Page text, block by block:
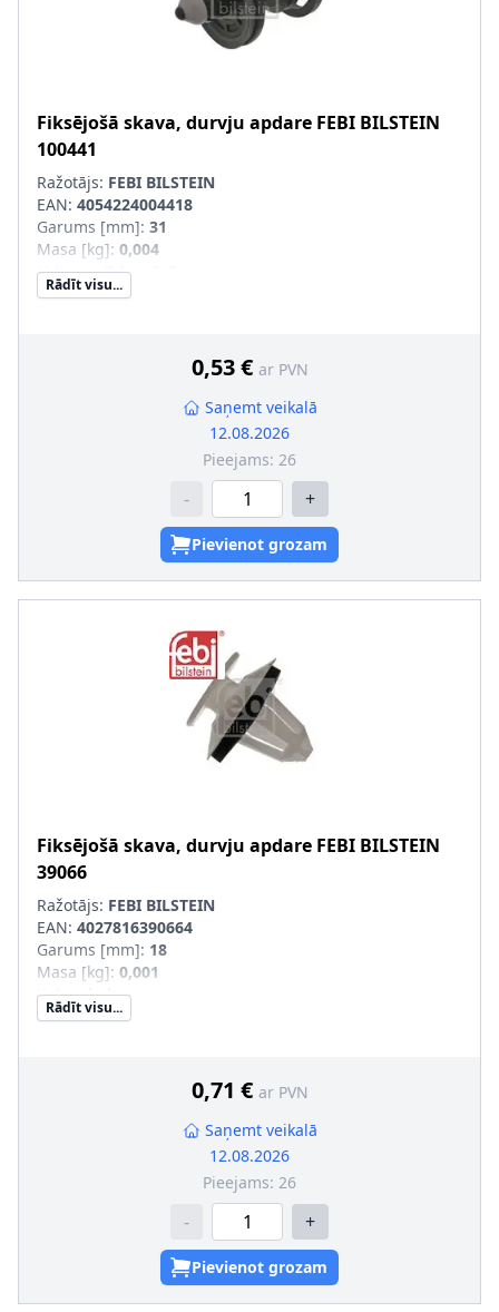
Fiksējošā skava, durvju apdare FEBI BILSTEIN
100441
Ražotājs: FEBI BILSTEIN
EAN: 4054224004418
Garums [mm]: 31
Masa [kg]: 0,004
Urbums-Ø [mm]
Krāsa:melns
Ārējais diametrs 1 [mm]:22
Ārējais diametrs 2 [mm]:23
Rādīt visu...
0,53 € ar PVN
Saņemt veikalā
12.08.2026
Pieejams: 26
- +
Pievienot grozam
Fiksējošā skava, durvju apdare FEBI BILSTEIN
39066
Ražotājs: FEBI BILSTEIN
EAN: 4027816390664
Garums [mm]: 18
Masa [kg]: 0,001
Krāsa:balts
Materiāls:Plastmasa, POM (Polyoxymethylen)
Ārējais diametrs 2 [mm]:18
Rādīt visu...
0,71 € ar PVN
Saņemt veikalā
12.08.2026
Pieejams: 26
- +
Pievienot grozam